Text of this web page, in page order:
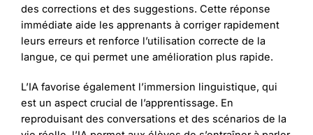
des corrections et des suggestions. Cette réponse
immédiate aide les apprenants à corriger rapidement
leurs erreurs et renforce l’utilisation correcte de la
langue, ce qui permet une amélioration plus rapide.
L’IA favorise également l’immersion linguistique, qui
est un aspect crucial de l’apprentissage. En
reproduisant des conversations et des scénarios de la